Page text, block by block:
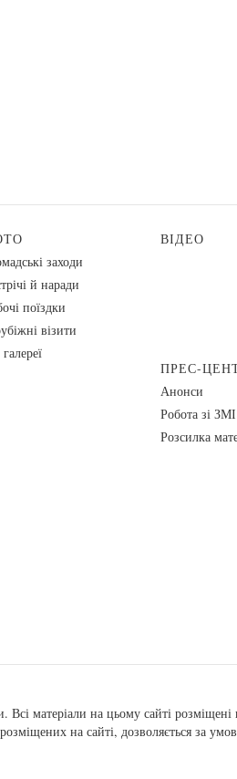
заходи
й наради
поїздки
візити
ВІДЕО
ПРЕС-
Анонси
Робота зі ЗМІ
Розсилка
матеріали на цьому сайті розміщені
на сайті, дозволяється за